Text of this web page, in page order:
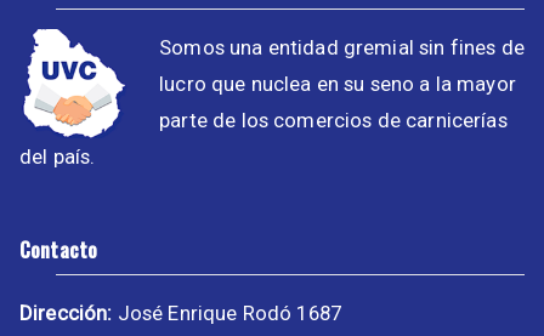
Somos una entidad gremial sin fines de
lucro que nuclea en su seno a la mayor
parte de los comercios de carnicerías
del país.
Contacto
Dirección: José Enrique Rodó 1687